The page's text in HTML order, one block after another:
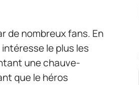
de nombreux fans. En
le plus les
une chauve-
que le héros